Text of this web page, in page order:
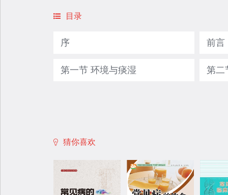
目录
序 前言
第一节 环境与痰湿 第二
猜你喜欢